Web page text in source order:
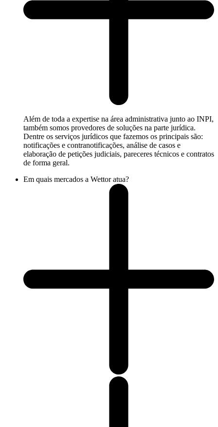
Além de toda a expertise na área administrativa junto ao INPI,
também somos provedores de soluções na parte jurídica.
Dentre os serviços jurídicos que fazemos os principais são:
notificações e contranotificações, análise de casos e
elaboração de petições judiciais, pareceres técnicos e contratos
de forma geral.
Em quais mercados a Wettor atua?